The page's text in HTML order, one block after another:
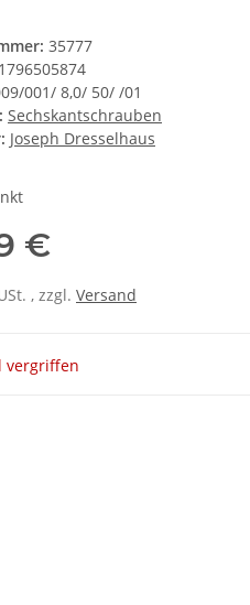
35777
001/ 8,0/ 50/ /01
Sechskantschrauben
Joseph Dresselhaus
€
, zzgl. Versand
vergriffen